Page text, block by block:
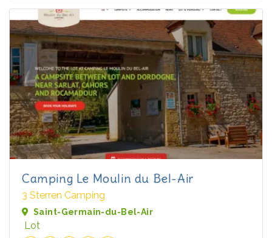
Camping Le Moulin du Bel-Air
3 Sterren Camping
Saint-Germain-du-Bel-Air
Lot